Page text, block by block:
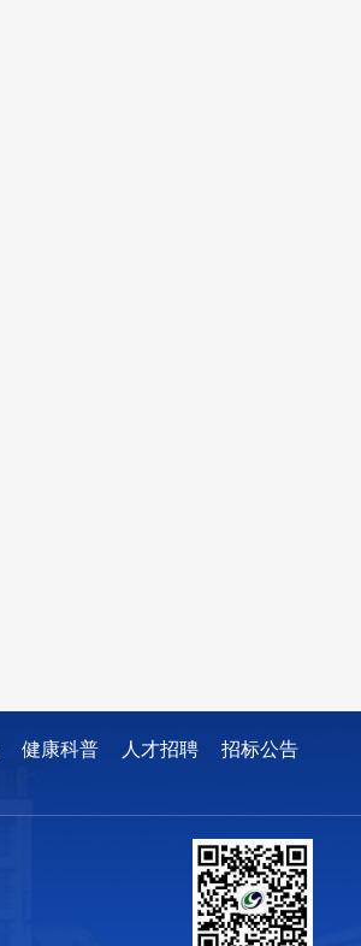
健康科普 人才招聘
招标公告